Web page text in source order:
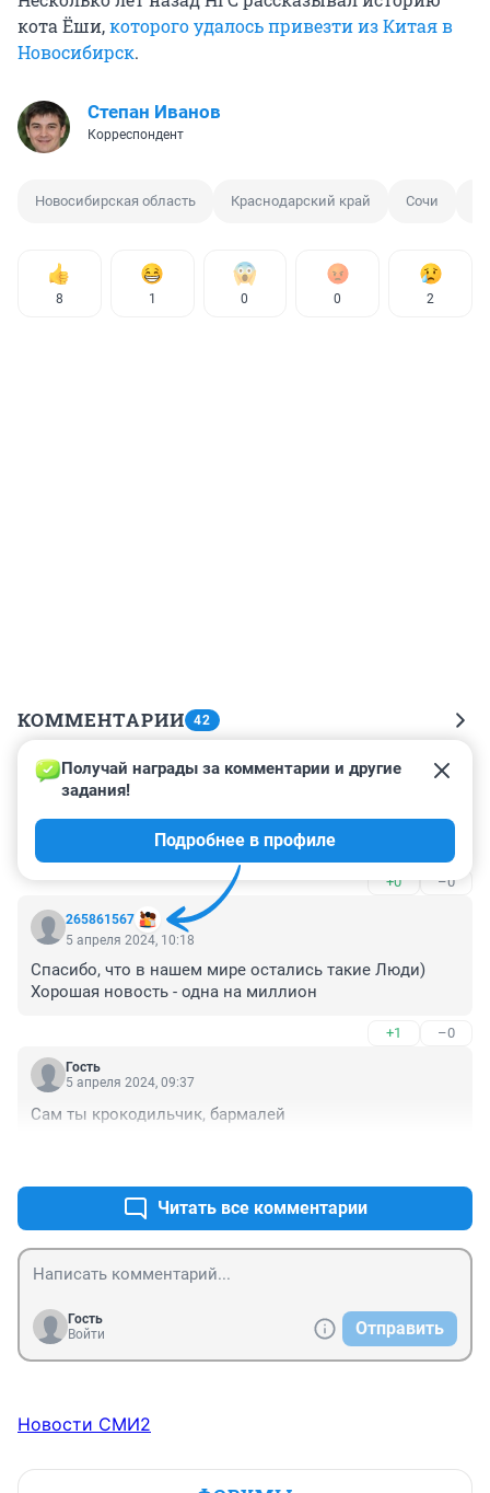
кота Ёши,которого удалось привезти из Китая в
Новосибирск.
Степан Иванов
Корреспондент
Новосибирская область Краснодарский край Сочи
8 1 0 0 2
КОММЕНТАРИИ 42
Гость
5 апреля 2024, 11:53
Ну и как? Замерзла до смерти в багажном отсеке, как
+0 –0
265861567
Получай награды за комментарии и другие
задания!
Подробнее в профиле
5 апреля 2024, 10:18
Спасибо, что в нашем мире остались такие Люди)
Хорошая новость - одна на миллион
+1 –0
Гость
5 апреля 2024, 09:37
Сам ты крокодильчик, бармалей
Читать все комментарии
Гость
Войти
Отправить
Новости СМИ2